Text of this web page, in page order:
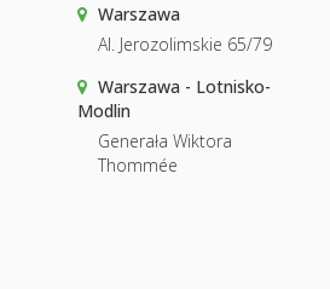
Warszawa
Al. Jerozolimskie 65/79
Warszawa - Lotnisko-
Modlin
Generała Wiktora
Thommée